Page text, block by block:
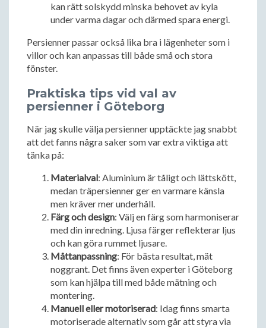
kan rätt solskydd minska behovet av kyla
under varma dagar och därmed spara energi.
Persienner passar också lika bra i lägenheter som i
villor och kan anpassas till både små och stora
fönster.
Praktiska tips vid val av
persienner i Göteborg
När jag skulle välja persienner upptäckte jag snabbt
att det fanns några saker som var extra viktiga att
tänka på:
Materialval: Aluminium är tåligt och lättskött,
medan träpersienner ger en varmare känsla
men kräver mer underhåll.
Färg och design: Välj en färg som harmoniserar
med din inredning. Ljusa färger reflekterar ljus
och kan göra rummet ljusare.
Måttanpassning: För bästa resultat, mät
noggrant. Det finns även experter i Göteborg
som kan hjälpa till med både mätning och
montering.
Manuell eller motoriserad: Idag finns smarta
motoriserade alternativ som går att styra via